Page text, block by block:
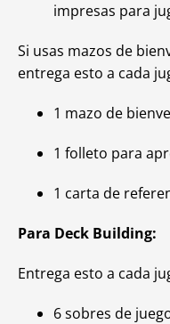
impresas para
Si usas mazos de
entrega esto a cada
1 mazo de
1 folleto para
1 carta de
Para Deck Building:
Entrega esto a cada
6 sobres de